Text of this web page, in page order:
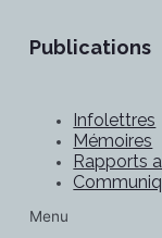
Publications
Infolettres
Mémoires
Rapports
Menu